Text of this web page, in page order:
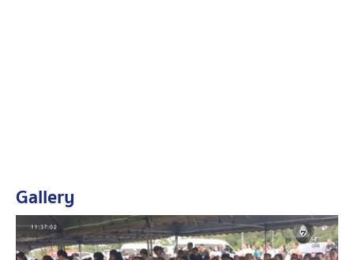
พิธี พิธี 4 รูป และมีพระที่อยู่ในเหตุการณ์ด้วย
และวันนี้ ในช่วงบ่าย จะมีพิธีพระราชทานเพลิงศพให้พระ
สงฆ์ที่มรณภาพจากอุบัติเหตุเด็กชาย 11 ขวบ ขับรถกระบะ
Gallery